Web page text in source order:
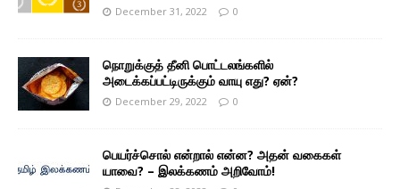
December 31, 2022 0
நொறுக்குத் தீனி பொட்டலங்களில்
அடைக்கப்பட்டிருக்கும் வாயு எது? ஏன்?
December 29, 2022 0
பெயர்ச்சொல் என்றால் என்ன? அதன் வகைகள்
யாவை? – இலக்கணம் அறிவோம்!